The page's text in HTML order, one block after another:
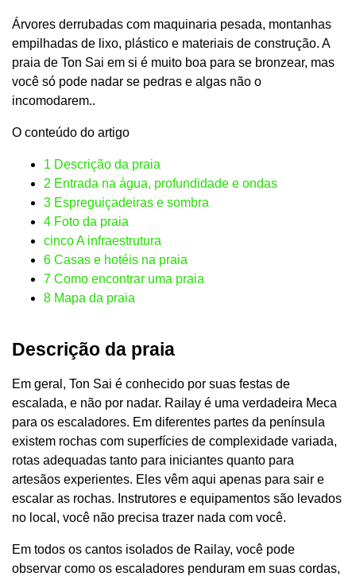
Árvores derrubadas com maquinaria pesada, montanhas
empilhadas de lixo, plástico e materiais de construção. A
praia de Ton Sai em si é muito boa para se bronzear, mas
você só pode nadar se pedras e algas não o
incomodarem..
O conteúdo do artigo
1 Descrição da praia
2 Entrada na água, profundidade e ondas
3 Espreguiçadeiras e sombra
4 Foto da praia
cincoA infraestrutura
6 Casas e hotéis na praia
7 Como encontrar uma praia
8 Mapa da praia
Descrição da praia
Em geral, Ton Sai é conhecido por suas festas de
escalada, e não por nadar. Railay é uma verdadeira Meca
para os escaladores. Em diferentes partes da península
existem rochas com superfícies de complexidade variada,
rotas adequadas tanto para iniciantes quanto para
artesãos experientes. Eles vêm aqui apenas para sair e
escalar as rochas. Instrutores e equipamentos são levados
no local, você não precisa trazer nada com você.
Em todos os cantos isolados de Railay, você pode
observar como os escaladores penduram em suas cordas,